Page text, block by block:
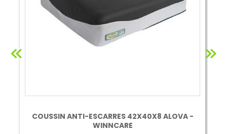
COUSSIN ANTI-ESCARRES 42X40X8 ALOVA -
WINNCARE